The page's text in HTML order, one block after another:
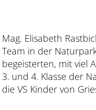
Mag. Elisabeth
Team in der
begeisterten, mit viel
3. und 4. Klasse der
die VS Kinder von
die Steinzeit